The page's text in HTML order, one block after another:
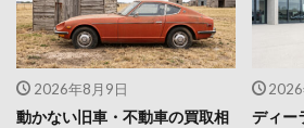
2026年8月9日
動かない旧車・不動車の買取相
ディー